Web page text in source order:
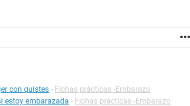
con quistes - Fichas prácticas -Embarazo
estoy embarazada - Fichas prácticas -Embarazo